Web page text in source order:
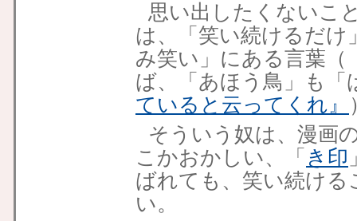
思い出したくないこ
は、「笑い続けるだけ
み笑い」にある言葉（
ば、「あほう鳥」も「
ていると云ってくれ』
そういう奴は、漫画
こかおかしい、「 き印
ばれても、笑い続け
い。